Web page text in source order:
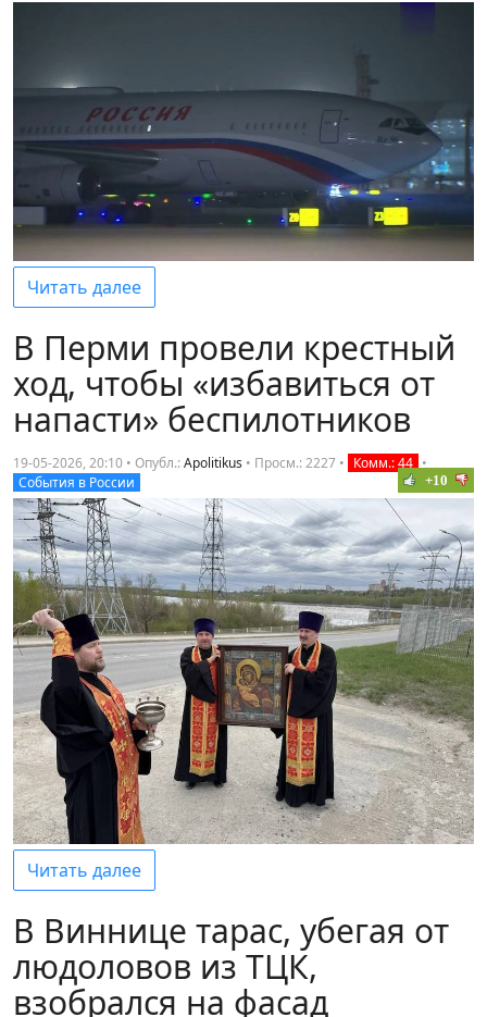
Читать далее
В Перми провели крестный
ход, чтобы «избавиться от
напасти» беспилотников
19-05-2026, 20:10 • Опубл.:Apolitikus • Просм.: 2227 • Комм.: 44 •
События в России
+10
Читать далее
В Виннице тарас, убегая от
людоловов из ТЦК,
взобрался на фасад